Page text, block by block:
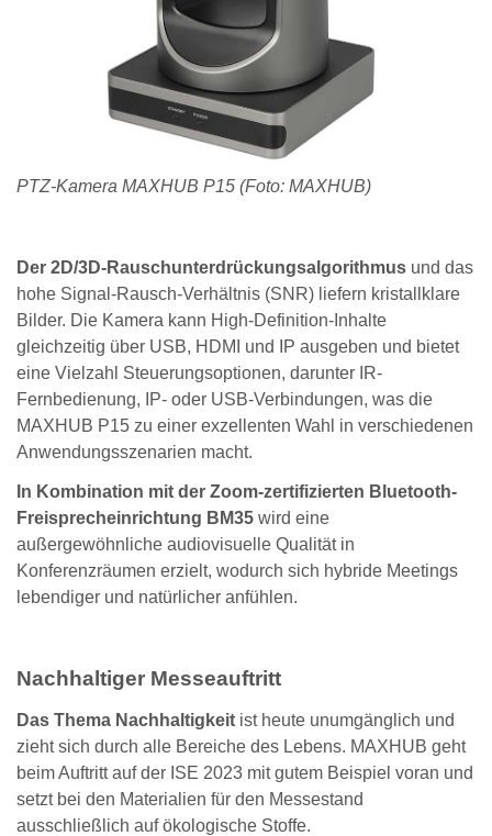
PTZ-Kamera MAXHUB P15 (Foto: MAXHUB)
Der 2D/3D-Rauschunterdrückungsalgorithmus und das
hohe Signal-Rausch-Verhältnis (SNR) liefern kristallklare
Bilder. Die Kamera kann High-Definition-Inhalte
gleichzeitig über USB, HDMI und IP ausgeben und bietet
eine Vielzahl Steuerungsoptionen, darunter IR-
Fernbedienung, IP- oder USB-Verbindungen, was die
MAXHUB P15 zu einer exzellenten Wahl in verschiedenen
Anwendungsszenarien macht.
In Kombination mit der Zoom-zertifizierten Bluetooth-
Freisprecheinrichtung BM35 wird eine
außergewöhnliche audiovisuelle Qualität in
Konferenzräumen erzielt, wodurch sich hybride Meetings
lebendiger und natürlicher anfühlen.
Nachhaltiger Messeauftritt
Das Thema Nachhaltigkeit ist heute unumgänglich und
zieht sich durch alle Bereiche des Lebens. MAXHUB geht
beim Auftritt auf der ISE 2023 mit gutem Beispiel voran und
setzt bei den Materialien für den Messestand
ausschließlich auf ökologische Stoffe.